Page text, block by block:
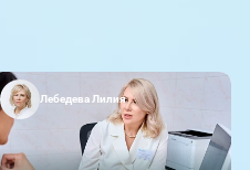
Лебедева Лилия